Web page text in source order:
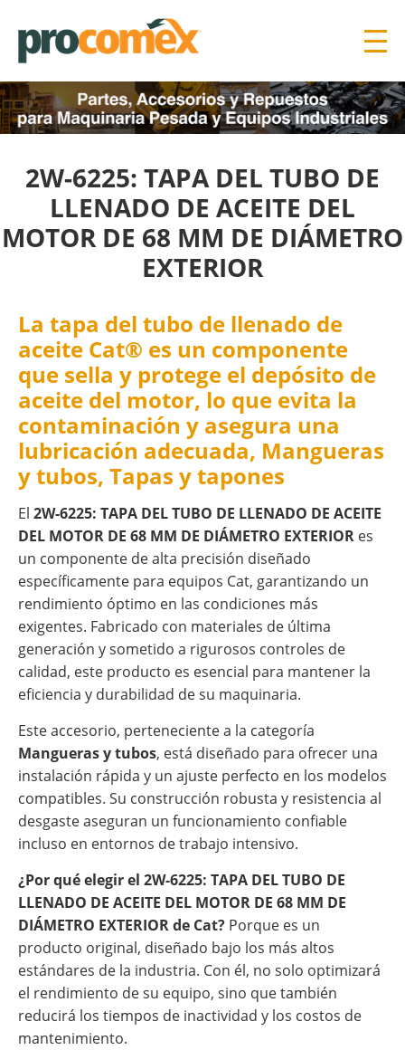
2W-6225: TAPA DEL TUBO DE
LLENADO DE ACEITE DEL
MOTOR DE 68 MM DE DIÁMETRO
EXTERIOR
La tapa del tubo de llenado de
aceite Cat® es un componente
que sella y protege el depósito de
aceite del motor, lo que evita la
contaminación y asegura una
lubricación adecuada, Mangueras
y tubos, Tapas y tapones
El 2W-6225: TAPA DEL TUBO DE LLENADO DE ACEITE
DEL MOTOR DE 68 MM DE DIÁMETRO EXTERIOR es
un componente de alta precisión diseñado
específicamente para equipos Cat, garantizando un
rendimiento óptimo en las condiciones más
exigentes. Fabricado con materiales de última
generación y sometido a rigurosos controles de
calidad, este producto es esencial para mantener la
eficiencia y durabilidad de su maquinaria.
Este accesorio, perteneciente a la categoría
Mangueras y tubos, está diseñado para ofrecer una
instalación rápida y un ajuste perfecto en los modelos
compatibles. Su construcción robusta y resistencia al
desgaste aseguran un funcionamiento confiable
incluso en entornos de trabajo intensivo.
¿Por qué elegir el 2W-6225: TAPA DEL TUBO DE
LLENADO DE ACEITE DEL MOTOR DE 68 MM DE
DIÁMETRO EXTERIOR de Cat? Porque es un
producto original, diseñado bajo los más altos
estándares de la industria. Con él, no solo optimizará
el rendimiento de su equipo, sino que también
reducirá los tiempos de inactividad y los costos de
mantenimiento.